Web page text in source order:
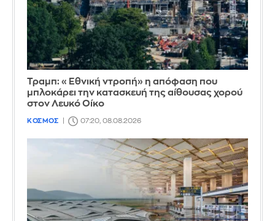
Τραμπ: «Εθνική ντροπή» η απόφαση που
μπλοκάρει την κατασκευή της αίθουσας χορού
στον Λευκό Οίκο
ΚΟΣΜΟΣ 07:20, 08.08.2026